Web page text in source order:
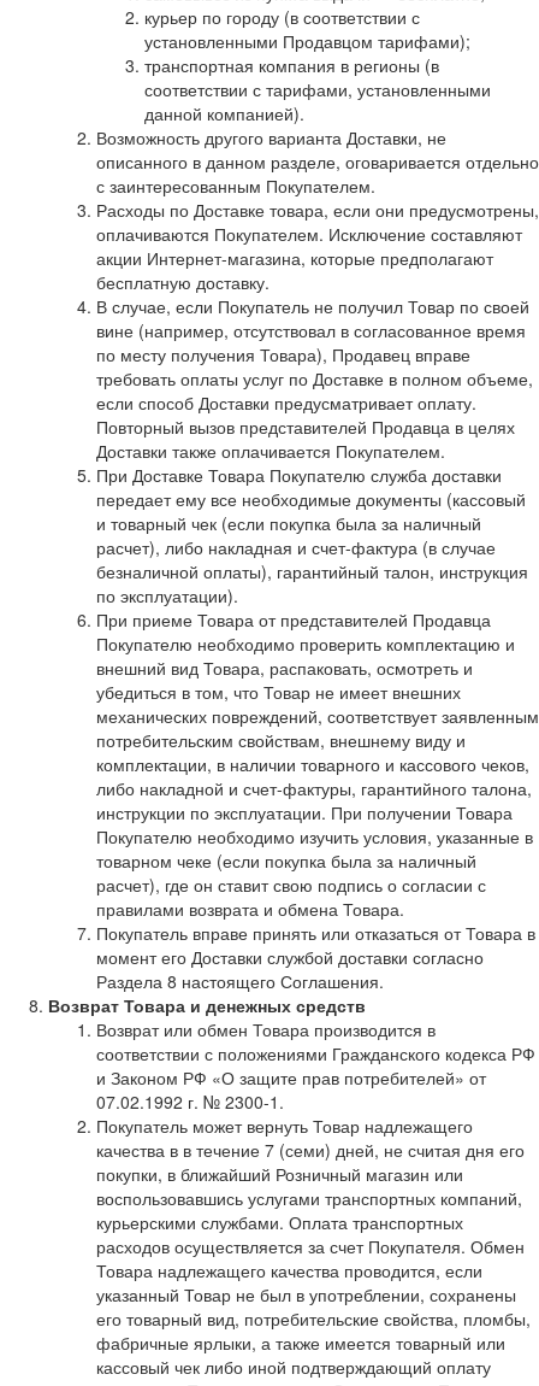
курьер по городу (в соответствии с
установленными Продавцом тарифами);
транспортная компания в регионы (в
соответствии с тарифами, установленными
данной компанией).
Возможность другого варианта Доставки, не
описанного в данном разделе, оговаривается отдельно
с заинтересованным Покупателем.
Расходы по Доставке товара, если они предусмотрены,
оплачиваются Покупателем. Исключение составляют
акции Интернет-магазина, которые предполагают
бесплатную доставку.
В случае, если Покупатель не получил Товар по своей
вине (например, отсутствовал в согласованное время
по месту получения Товара), Продавец вправе
требовать оплаты услуг по Доставке в полном объеме,
если способ Доставки предусматривает оплату.
Повторный вызов представителей Продавца в целях
Доставки также оплачивается Покупателем.
При Доставке Товара Покупателю служба доставки
передает ему все необходимые документы (кассовый
и товарный чек (если покупка была за наличный
расчет), либо накладная и счет-фактура (в случае
безналичной оплаты), гарантийный талон, инструкция
по эксплуатации).
При приеме Товара от представителей Продавца
Покупателю необходимо проверить комплектацию и
внешний вид Товара, распаковать, осмотреть и
убедиться в том, что Товар не имеет внешних
механических повреждений, соответствует заявленным
потребительским свойствам, внешнему виду и
комплектации, в наличии товарного и кассового чеков,
либо накладной и счет-фактуры, гарантийного талона,
инструкции по эксплуатации. При получении Товара
Покупателю необходимо изучить условия, указанные в
товарном чеке (если покупка была за наличный
расчет), где он ставит свою подпись о согласии с
правилами возврата и обмена Товара.
Покупатель вправе принять или отказаться от Товара в
момент его Доставки службой доставки согласно
Раздела 8 настоящего Соглашения.
Возврат Товара и денежных средств
Возврат или обмен Товара производится в
соответствии с положениями Гражданского кодекса РФ
и Законом РФ «О защите прав потребителей» от
07.02.1992 г. № 2300-1.
Покупатель может вернуть Товар надлежащего
качества в в течение 7 (семи) дней, не считая дня его
покупки, в ближайший Розничный магазин или
воспользовавшись услугами транспортных компаний,
курьерскими службами. Оплата транспортных
расходов осуществляется за счет Покупателя. Обмен
Товара надлежащего качества проводится, если
указанный Товар не был в употреблении, сохранены
его товарный вид, потребительские свойства, пломбы,
фабричные ярлыки, а также имеется товарный или
кассовый чек либо иной подтверждающий оплату